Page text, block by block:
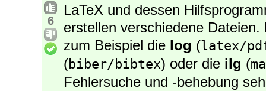
6
LaTeX und dessen
erstellen verschiedene
zum Beispiel die log (latex/
(biber/bibtex) oder die ilg (
Fehlersuche und -behebung